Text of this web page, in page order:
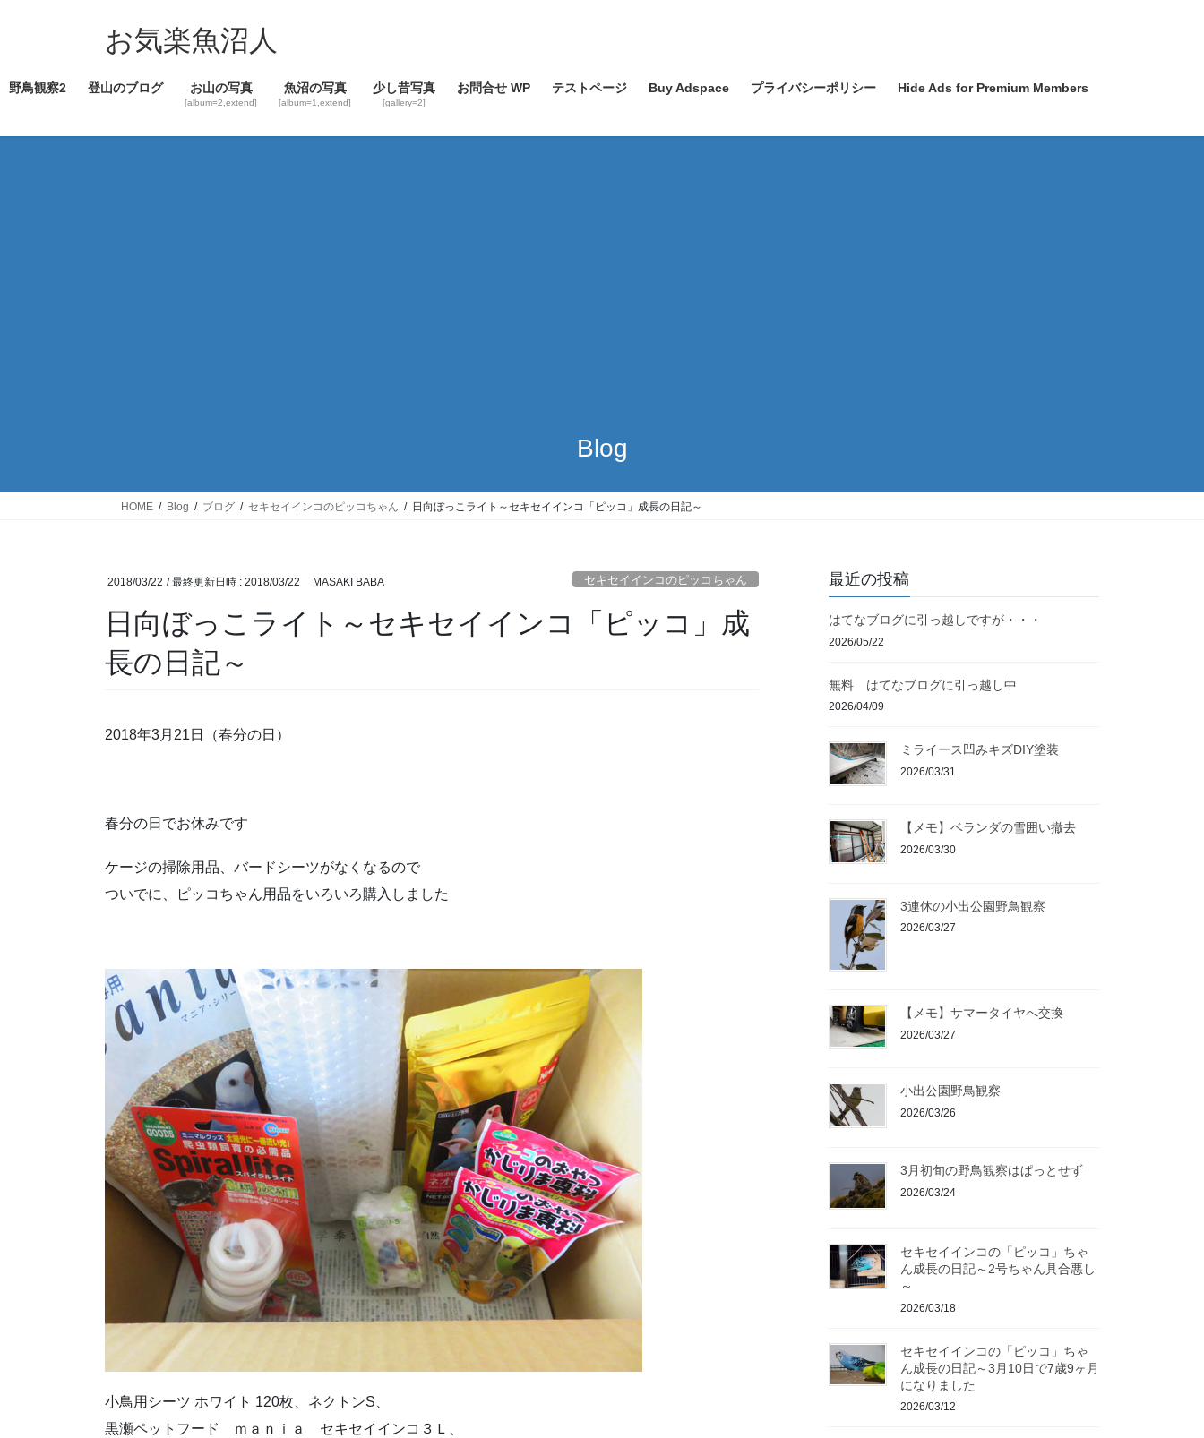
ツ
ス
シ
ン
お気楽魚沼人
野鳥観察2 登山のブログ お山の写真
[album=2,extend]
魚沼の写真
[album=1,extend]
少し昔写真
[gallery=2]
お問合せ WP テストページ Buy Adspace プライバシーポリシー Hide Ads for Premium Members
Blog
HOME Blog ブログ セキセイインコのピッコちゃん 日向ぼっこライト～セキセイインコ「ピッコ」成長の日記～
2018/03/22 / 最終更新日時 : 2018/03/22 MASAKI BABA セキセイインコのピッコちゃん
日向ぼっこライト～セキセイインコ「ピッコ」成
長の日記～
2018年3月21日（春分の日）
春分の日でお休みです
ケージの掃除用品、バードシーツがなくなるので
ついでに、ピッコちゃん用品をいろいろ購入しました
小鳥用シーツ ホワイト 120枚、ネクトンS、
黒瀬ペットフード ｍａｎｉａ セキセイインコ３Ｌ、
最近の投稿
はてなブログに引っ越しですが・・・
2026/05/22
無料 はてなブログに引っ越し中
2026/04/09
ミライース凹みキズDIY塗装
2026/03/31
【メモ】ベランダの雪囲い撤去
2026/03/30
3連休の小出公園野鳥観察
2026/03/27
【メモ】サマータイヤへ交換
2026/03/27
小出公園野鳥観察
2026/03/26
3月初旬の野鳥観察はぱっとせず
2026/03/24
セキセイインコの「ピッコ」ちゃ
ん成長の日記～2号ちゃん具合悪し
～
2026/03/18
セキセイインコの「ピッコ」ちゃ
ん成長の日記～3月10日で7歳9ヶ月
になりました
2026/03/12